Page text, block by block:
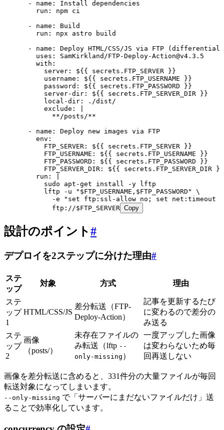
      -
name :
Install dependencies
        run
:
npm ci
      -
name :
Build
        run
:
npx astro build
      -
name :
Deploy HTML/CSS/JS via FTP (differential)
        uses
:
SamKirkland/FTP-Deploy-Action@v4.3.5
        with
:
          server
:
${{ secrets.FTP_SERVER }}
          username
:
${{ secrets.FTP_USERNAME }}
          password
:
${{ secrets.FTP_PASSWORD }}
          server-dir
:
${{ secrets.FTP_SERVER_DIR }}
          local-dir
:
./dist/
          exclude
:
            **/posts/**
      -
name :
Deploy new images via FTP
        env
:
          FTP_SERVER
:
${{ secrets.FTP_SERVER }}
          FTP_USERNAME
:
${{ secrets.FTP_USERNAME }}
          FTP_PASSWORD
:
${{ secrets.FTP_PASSWORD }}
          FTP_SERVER_DIR
:
${{ secrets.FTP_SERVER_DIR }}
        run
:
          sudo apt-get install -y lftp
          lftp -u "$FTP_USERNAME,$FTP_PASSWORD" \
-e "set ftp:ssl-allow no; set net:timeout
            ftp://$FTP_SERVER
Copy
設計のポイント#
デプロイを2ステップに分けた理由#
ステ
ップ
対象 方式 理由
ステ
ップ
1
HTML/CSS/JS
差分転送（FTP-
Deploy-Action）
記事を更新するたび
に変わるので差分の
み送る
ステ
ップ
2
画像
（posts/）
未存在ファイルの
み転送（lftp --
only-missing ）
一度アップした画像
は変わらないため毎
回再送しない
画像を差分転送に含めると、331件分の大量ファイルが毎回
転送対象になってしまいます。
--only-missing で「サーバーにまだないファイルだけ」送
ることで効率化しています。